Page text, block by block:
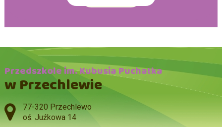
Przedszkole im. Kubusia Puchatka
w Przechlewie
Adres pocztowy:
77-320 Przechlewo
oś. Juźkowa 14